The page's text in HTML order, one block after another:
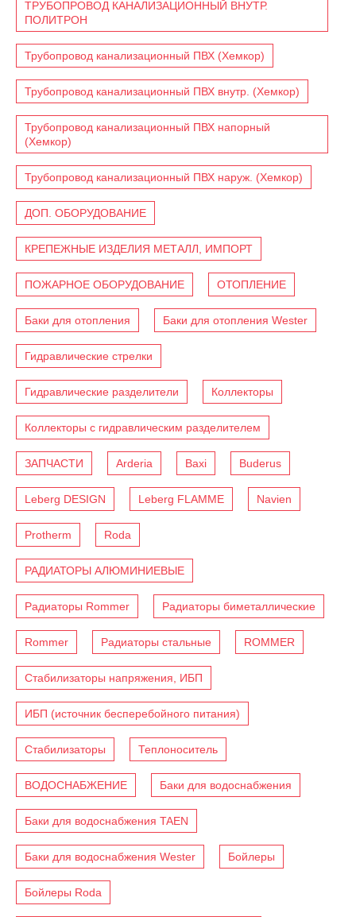
ТРУБОПРОВОД КАНАЛИЗАЦИОННЫЙ ВНУТР.
ПОЛИТРОН
Трубопровод канализационный ПВХ (Хемкор)
Трубопровод канализационный ПВХ внутр. (Хемкор)
Трубопровод канализационный ПВХ напорный
(Хемкор)
Трубопровод канализационный ПВХ наруж. (Хемкор)
ДОП. ОБОРУДОВАНИЕ
КРЕПЕЖНЫЕ ИЗДЕЛИЯ МЕТАЛЛ, ИМПОРТ
ПОЖАРНОЕ ОБОРУДОВАНИЕ ОТОПЛЕНИЕ
Баки для отопления Баки для отопления Wester
Гидравлические стрелки
Гидравлические разделители Коллекторы
Коллекторы с гидравлическим разделителем
ЗАПЧАСТИ Arderia Baxi Buderus
Leberg DESIGN Leberg FLAMME Navien
Protherm Roda
РАДИАТОРЫ АЛЮМИНИЕВЫЕ
Радиаторы Rommer Радиаторы биметаллические
Rommer Радиаторы стальные ROMMER
Стабилизаторы напряжения, ИБП
ИБП (источник бесперебойного питания)
Стабилизаторы Теплоноситель
ВОДОСНАБЖЕНИЕ Баки для водоснабжения
Баки для водоснабжения TAEN
Баки для водоснабжения Wester Бойлеры
Бойлеры Roda